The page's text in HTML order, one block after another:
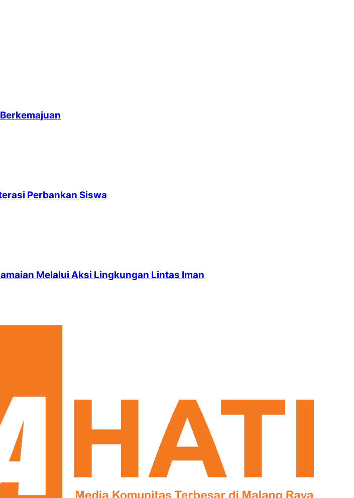
Perbankan Siswa
Melalui Aksi Lingkungan Lintas Iman